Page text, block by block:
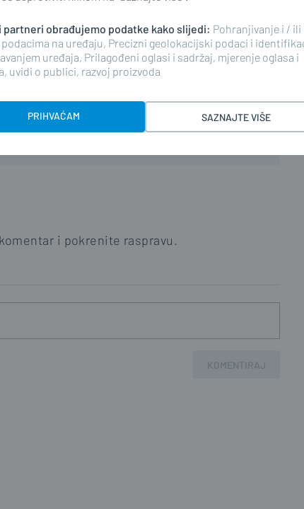
članaka na web portalu i mobilnim
korisnicima. Svaki korisnik koji želi
Pravilima komentiranja
na web portalu i mobilnim
stavkom 2. članka 94. Zakona.
i pokrenite raspravu.
KOMENTIRAJ
partneri obrađujemo podatke kako slijedi: Pohranjivanje i / ili
na uređaju, Precizni geolokacijski podaci i
uređaja, Prilagođeni oglasi i sadržaj, mjerenje oglasa i
uvidi o publici, razvoj proizvoda
PRIHVAĆAM SAZNAJTE VIŠE